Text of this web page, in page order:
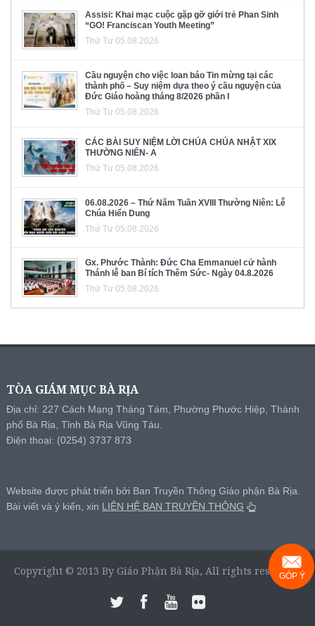
Assisi: Khai mạc cuộc gặp gỡ giới trẻ Phan Sinh
“GO! Franciscan Youth Meeting”
Thứ Tư 05.08.2026
Cầu nguyện cho việc loan báo Tin mừng tại các
thành phố – Suy niệm dựa theo ý cầu nguyện của
Đức Giáo hoàng tháng 8/2026 phần I
Thứ Tư 05.08.2026
CÁC BÀI SUY NIỆM LỜI CHÚA CHÚA NHẬT XIX
THƯỜNG NIÊN- A
Thứ Tư 05.08.2026
06.08.2026 – Thứ Năm Tuần XVIII Thường Niên: Lễ
Chúa Hiển Dung
Thứ Tư 05.08.2026
Gx. Phước Thành: Đức Cha Emmanuel cử hành
Thánh lễ ban Bí tích Thêm Sức- Ngày 04.8.2026
Thứ Tư 05.08.2026
TÒA GIÁM MỤC BÀ RỊA
Địa chỉ: 227 Cách Mạng Tháng Tám, Phường Phước Hiệp, Thành
phố Bà Rịa, Tỉnh Bà Rịa Vũng Tàu.
Điện thoại: (0254) 3737 873
Website được phát triển bởi Ban Truyền Thông Giáo phận Bà Rịa.
Bài viết và ý kiến, xin LIÊN HỆ BAN TRUYỀN THÔNG
Copyright © 2013 By Giáo Phận Bà Rịa, All rights reserved.
GÓP Ý